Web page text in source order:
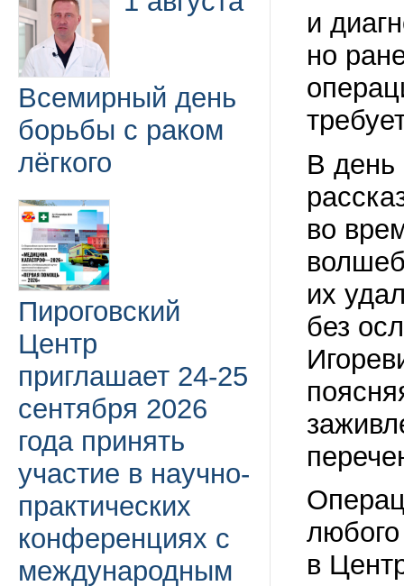
Всемирный день
борьбы с раком
лёгкого
Пироговский
Центр
приглашает 24-25
сентября 2026
года принять
участие в научно-
практических
конференциях с
международным
и
но
В день
во
их
без
в